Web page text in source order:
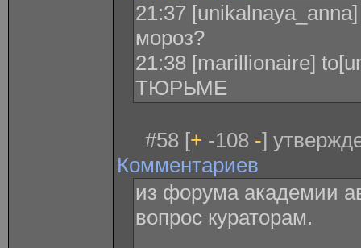
21:37
мороз?
21:38 [marillionaire]
ТЮРЬМЕ
#58 [+ -108 -]
Комментариев
из форума академии
вопрос кураторам.